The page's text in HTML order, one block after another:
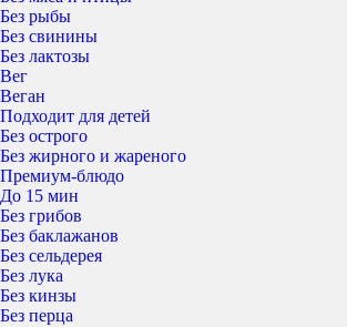
Без рыбы
Без свинины
Без лактозы
Вег
Веган
Подходит для детей
Без острого
Без жирного и жареного
Премиум-блюдо
До 15 мин
Без грибов
Без баклажанов
Без сельдерея
Без лука
Без кинзы
Без перца